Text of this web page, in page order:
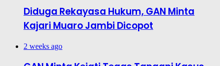
Diduga Rekayasa Hukum, GAN Minta
Kajari Muaro Jambi Dicopot
2 weeks ago